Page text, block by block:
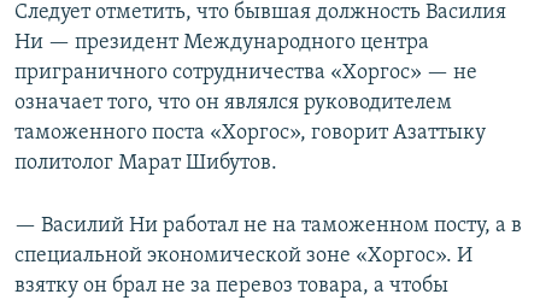
Следует отметить, что бывшая должность Василия
Ни — президент Международного центра
приграничного сотрудничества «Хоргос» — не
означает того, что он являлся руководителем
таможенного поста «Хоргос», говорит Азаттыку
политолог Марат Шибутов.
— Василий Ни работал не на таможенном посту, а в
специальной экономической зоне «Хоргос». И
взятку он брал не за перевоз товара, а чтобы